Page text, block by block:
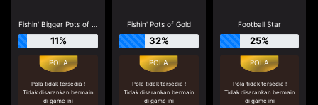
Fishin' Bigger Pots of Gold
11%
Pola tidak tersedia !
Tidak disarankan bermain
di game ini
Fishin' Pots of Gold
32%
Pola tidak tersedia !
Tidak disarankan bermain
di game ini
Football Star
25%
Pola tidak tersedia !
Tidak disarankan bermain
di game ini